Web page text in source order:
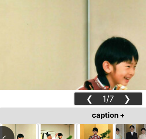
❮ 1/7 ❯
caption +